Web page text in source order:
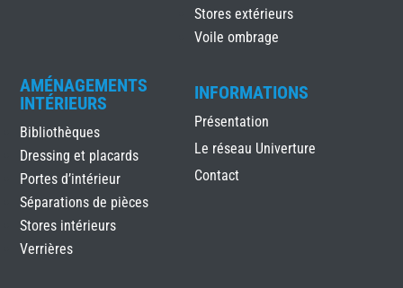
Stores extérieurs
Voile ombrage
AMÉNAGEMENTS
INTÉRIEURS
Bibliothèques
Dressing et placards
Portes d’intérieur
Séparations de pièces
Stores intérieurs
Verrières
INFORMATIONS
Présentation
Le réseau Univerture
Contact